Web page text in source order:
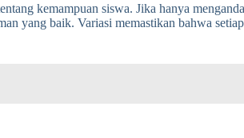
kemampuan siswa. Jika hanya
yang baik. Variasi memastikan bahwa